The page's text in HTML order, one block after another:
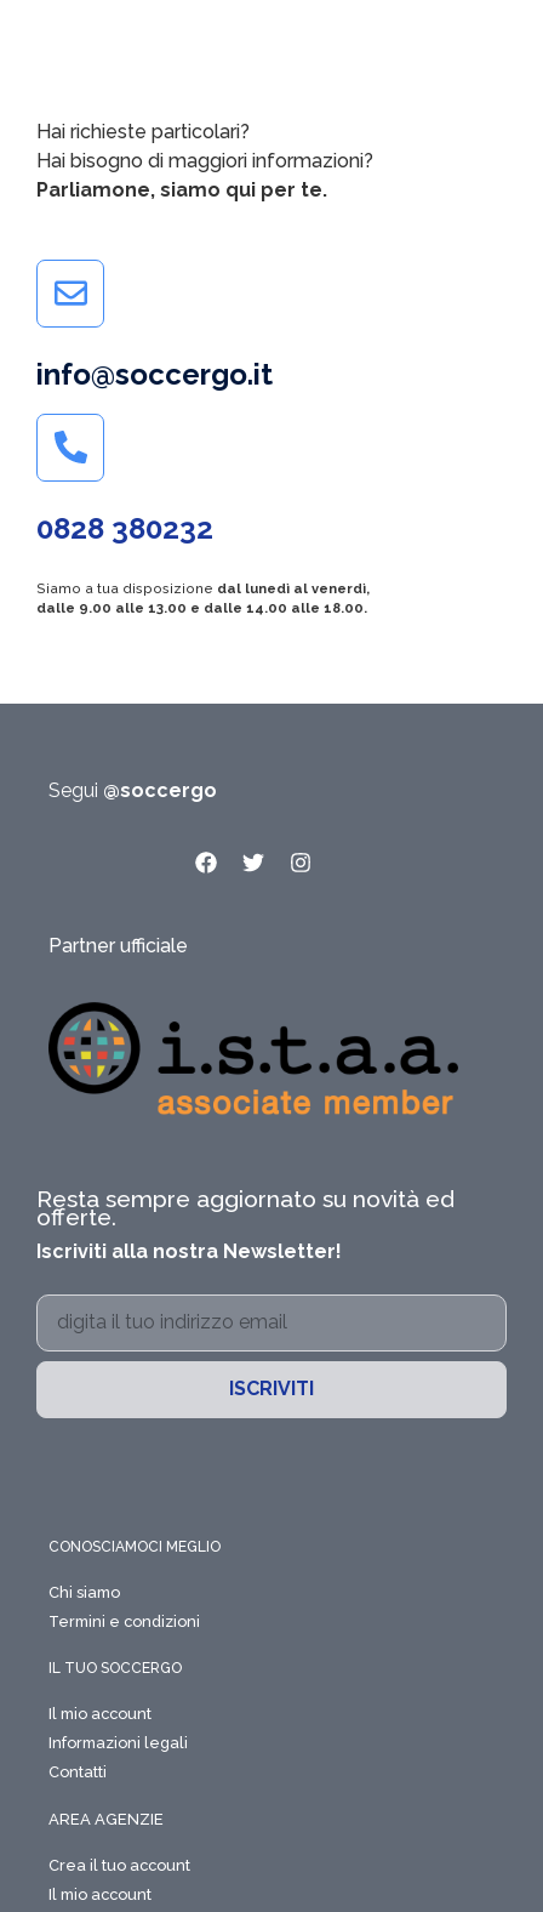
Hai richieste particolari?
Hai bisogno di maggiori informazioni?
Parliamone, siamo qui per te.
info@soccergo.it
0828 380232
Siamo a tua disposizione dal lunedì al venerdì,
dalle 9.00 alle 13.00 e dalle 14.00 alle 18.00.
Segui @soccergo
Partner ufficiale
Resta sempre aggiornato su novità ed
offerte.
Iscriviti alla nostra Newsletter!
ISCRIVITI
CONOSCIAMOCI MEGLIO
Chi siamo
Termini e condizioni
IL TUO SOCCERGO
Il mio account
Informazioni legali
Contatti
AREA AGENZIE
Crea il tuo account
Il mio account